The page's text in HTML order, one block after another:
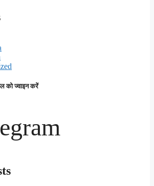
को ज्वाइन करें